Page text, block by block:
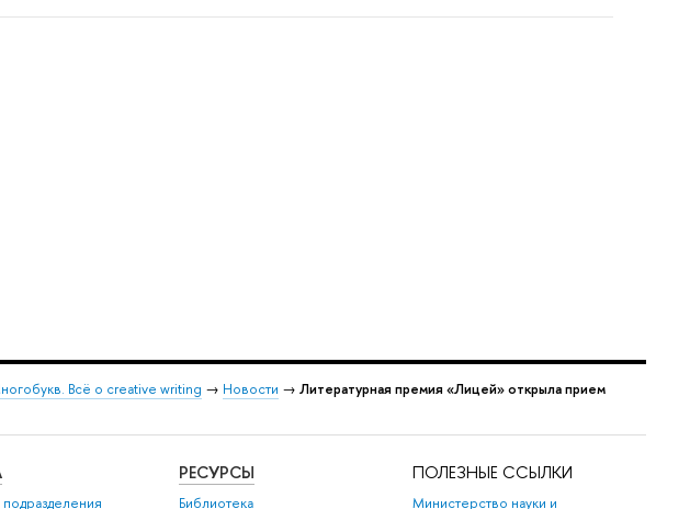
Всё о creative writing → Новости → Литературная премия «Лицей» открыла прием
РЕСУРСЫ
Библиотека
ПОЛЕЗНЫЕ ССЫЛКИ
Министерство науки и